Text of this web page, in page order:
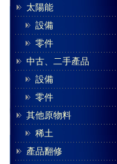
太陽能
設備
零件
中古、二手產品
設備
零件
其他原物料
稀土
產品翻修